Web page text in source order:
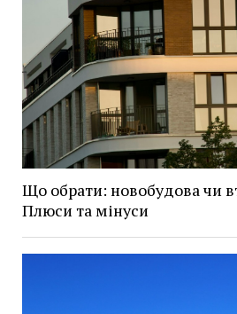
Що обрати: новобудова чи
Плюси та мінуси